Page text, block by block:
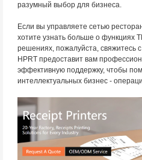
разумный выбор для бизнеса.
Если вы управляете сетью
хотите узнать больше о функциях
решениях, пожалуйста, свяжитесь
HPRT предоставит вам
эффективную поддержку, чтобы
интеллектуальных бизнес -